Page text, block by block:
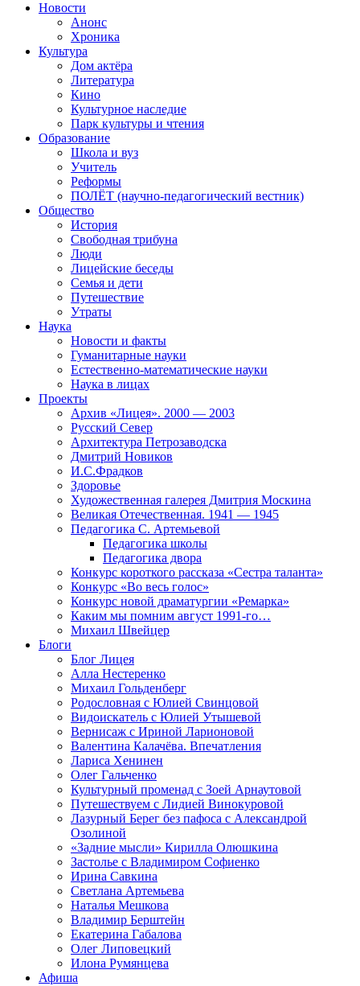
Новости
Анонс
Хроника
Культура
Дом актёра
Литература
Кино
Культурное наследие
Парк культуры и чтения
Образование
Школа и вуз
Учитель
Реформы
ПОЛЁТ (научно-педагогический вестник)
Общество
История
Свободная трибуна
Люди
Лицейские беседы
Семья и дети
Путешествие
Утраты
Наука
Новости и факты
Гуманитарные науки
Естественно-математические науки
Наука в лицах
Проекты
Архив «Лицея». 2000 — 2003
Русский Север
Архитектура Петрозаводска
Дмитрий Новиков
И.С.Фрадков
Здоровье
Художественная галерея Дмитрия Москина
Великая Отечественная. 1941 — 1945
Педагогика С. Артемьевой
Педагогика школы
Педагогика двора
Конкурс короткого рассказа «Сестра таланта»
Конкурс «Во весь голос»
Конкурс новой драматургии «Ремарка»
Каким мы помним август 1991-го…
Михаил Швейцер
Блоги
Блог Лицея
Алла Нестеренко
Михаил Гольденберг
Родословная с Юлией Свинцовой
Видоискатель с Юлией Утышевой
Вернисаж с Ириной Ларионовой
Валентина Калачёва. Впечатления
Лариса Хенинен
Олег Гальченко
Культурный променад с Зоей Арнаутовой
Путешествуем с Лидией Винокуровой
Лазурный Берег без пафоса с Александрой
Озолиной
«Задние мысли» Кирилла Олюшкина
Застолье с Владимиром Софиенко
Ирина Савкина
Светлана Артемьева
Наталья Мешкова
Владимир Берштейн
Екатерина Габалова
Олег Липовецкий
Илона Румянцева
Афиша